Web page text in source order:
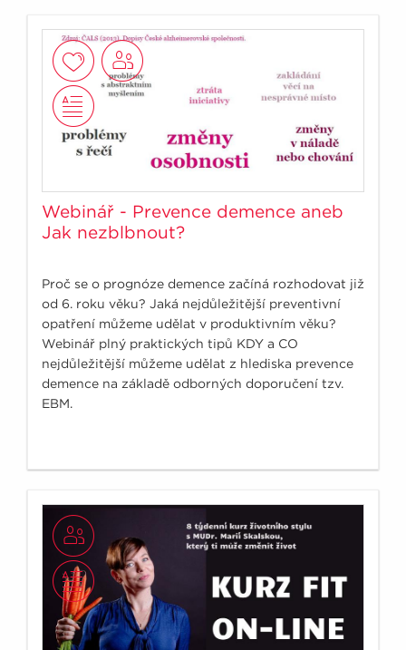
Webinář - Prevence demence aneb
Jak nezblbnout?
Proč se o prognóze demence začíná rozhodovat již
od 6. roku věku? Jaká nejdůležitější preventivní
opatření můžeme udělat v produktivním věku?
Webinář plný praktických tipů KDY a CO
nejdůležitější můžeme udělat z hlediska prevence
demence na základě odborných doporučení tzv.
EBM.